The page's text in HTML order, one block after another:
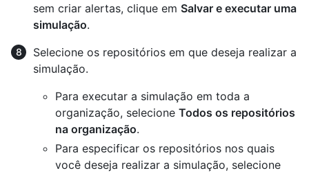
sem criar alertas, clique em Salvar e executar uma
simulação.
Selecione os repositórios em que deseja realizar a
simulação.
Para executar a simulação em toda a
organização, selecione Todos os repositórios
na organização.
Para especificar os repositórios nos quais
você deseja realizar a simulação, selecione